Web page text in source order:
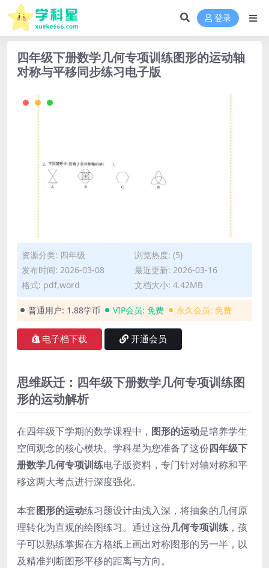
登录
四年级下册数学几何专项训练图形的运动轴
对称与平移同步练习电子版
资源分类: 四年级
浏览热度: (5)
发布时间: 2026-03-08
最近更新: 2026-03-16
格式: pdf,word
文档大小: 4.42MB
普通用户: 1.88学币 VIP会员: 免费 永久会员: 免费
电子档下载 开通会员
思维跃迁：四年级下册数学几何专项训练图
形的运动解析
在四年级下学期的数学课程中， 图形的运动是培养学生
空间观念的核心模块。学科星为您准备了这份四年级下
册数学几何专项训练电子版资料，专门针对轴对称和平
移这两大考点进行深度强化。
本套图形的运动练习题设计由浅入深，将抽象的几何原
理转化为直观的绘图练习。通过这份几何专项训练 ，孩
子可以熟练掌握在方格纸上画出对称图形的另一半，以
及精准判断图形平移的距离与方向。